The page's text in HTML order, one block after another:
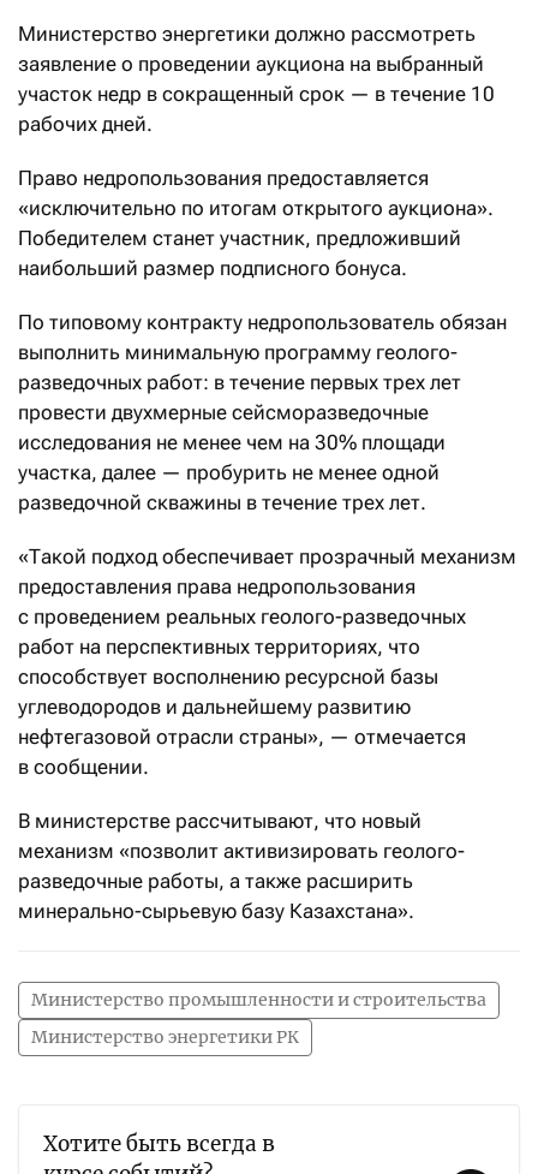
Министерство энергетики должно рассмотреть
заявление о проведении аукциона на выбранный
участок недр в сокращенный срок — в течение 10
рабочих дней.
Право недропользования предоставляется
«исключительно по итогам открытого аукциона».
Победителем станет участник, предложивший
наибольший размер подписного бонуса.
По типовому контракту недропользователь обязан
выполнить минимальную программу геолого-
разведочных работ: в течение первых трех лет
провести двухмерные сейсморазведочные
исследования не менее чем на 30% площади
участка, далее — пробурить не менее одной
разведочной скважины в течение трех лет.
«Такой подход обеспечивает прозрачный механизм
предоставления права недропользования
с проведением реальных геолого-разведочных
работ на перспективных территориях, что
способствует восполнению ресурсной базы
углеводородов и дальнейшему развитию
нефтегазовой отрасли страны», — отмечается
в сообщении.
В министерстве рассчитывают, что новый
механизм «позволит активизировать геолого-
разведочные работы, а также расширить
минерально-сырьевую базу Казахстана».
Министерство промышленности и строительства
Министерство энергетики РК
Хотите быть всегда в